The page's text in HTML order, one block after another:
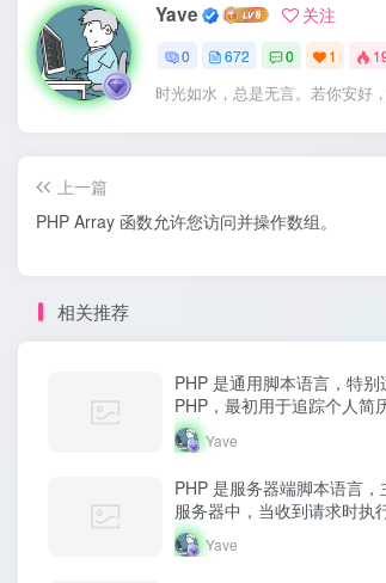
Yave 关注
0 672 0 1
时光如水，总是无言。若你安好
上一篇
PHP Array 函数允许您访问并操作数组。
相关推荐
PHP 是通用脚本语言，特
PHP，最初用于追踪个人
Yave
PHP 是服务器端脚本语言
服务器中，当收到请求时执
Yave